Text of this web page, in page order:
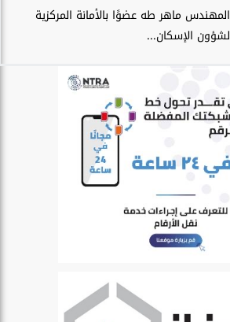
المهندس ماهر طه عضوًا بالأمانة المركزية
لشؤون الإسكان...